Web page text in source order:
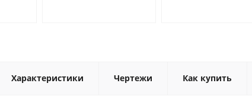
Характеристики Чертежи Как купить